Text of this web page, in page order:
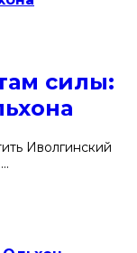
силы:
Иволгинский